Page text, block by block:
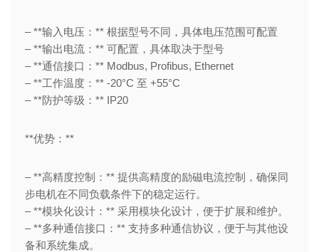
– **输入电压：** 根据型号不同，具体电压范围可配置
– **输出电流：** 可配置，具体取决于型号
– **通信接口：** Modbus, Profibus, Ethernet
– **工作温度：** -20°C 至 +55°C
– **防护等级：** IP20
**优势：**
– **高精度控制：** 提供高精度的励磁电流控制，确保同
步电机在不同负载条件下的稳定运行。
– **模块化设计：** 采用模块化设计，便于扩展和维护。
– **多种通信接口：** 支持多种通信协议，便于与其他设
备和系统集成。